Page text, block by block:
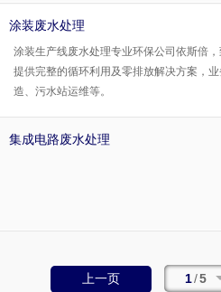
涂装废水处理
涂装生产线废水处理专业环保公司依斯倍
提供完整的循环利用及零排放解决方案，
造、污水站运维等。
集成电路废水处理
上一页 1/5